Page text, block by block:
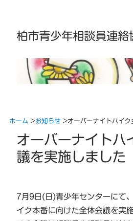
柏市青少年相談員連絡
ホーム >お知らせ >オーバーナイトハイ
オーバーナイトハ
議を実施しました
7月9日(日)青少年センターにて
イク本番に向けた全体会議を実